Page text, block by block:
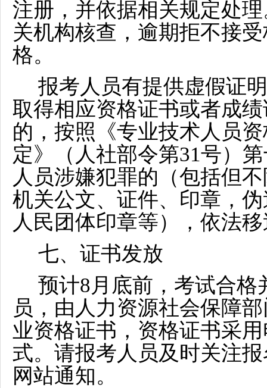
注册，并依据相关规定处
关机构核查，逾期拒不接
格。
报考人员有提供虚假证
取得相应资格证书或者成
的，按照《专业技术人员
定》（人社部令第31号）
人员涉嫌犯罪的（包括但
机关公文、证件、印章，
人民团体印章等），依法
七、证书发放
预计8月底前 ，考试合
员，由人力资源社会保障
业资格证书，资格证书采
式。请报考人员及时关注
网站通知。